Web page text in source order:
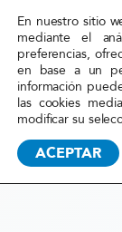
Red
Acoge
Inicio»
En nuestro sitio
mediante el
preferencias,
en base a un
información
las cookies
modificar su
ACEPTAR